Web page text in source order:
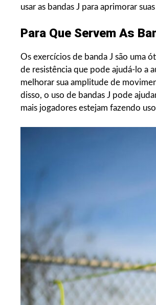
usar as bandas J para aprimorar
Para Que Servem As
Os exercícios de banda J são uma
de resistência que pode ajudá-lo a
melhorar sua amplitude de
disso, o uso de bandas J pode
mais jogadores estejam fazendo